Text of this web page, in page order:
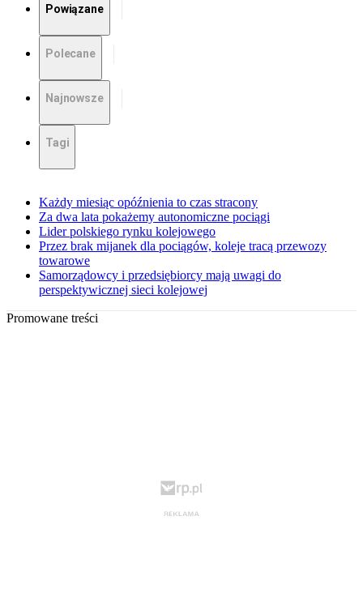
Powiązane
Polecane
Najnowsze
Tagi
Każdy miesiąc opóźnienia to czas stracony
Za dwa lata pokażemy autonomiczne pociągi
Lider polskiego rynku kolejowego
Przez brak mijanek dla pociągów, koleje tracą przewozy
towarowe
Samorządowcy i przedsiębiorcy mają uwagi do
perspektywicznej sieci kolejowej
Promowane treści